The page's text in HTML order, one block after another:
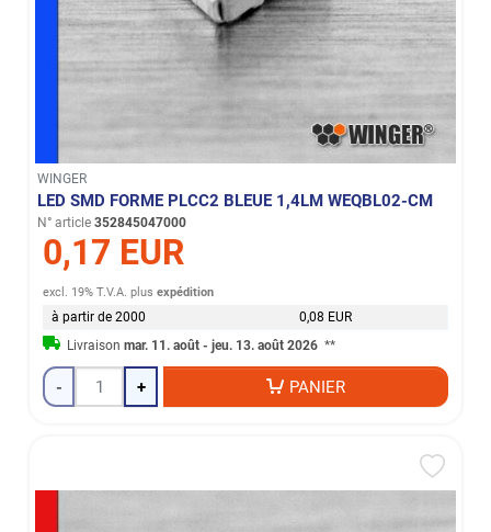
WINGER
LED SMD FORME PLCC2 BLEUE 1,4LM WEQBL02-CM
N° article 352845047000
0,17 EUR
excl. 19% T.V.A. plusexpédition
à partir de 2000
0,08 EUR
Livraisonmar. 11. août - jeu. 13. août 2026 **
- + PANIER